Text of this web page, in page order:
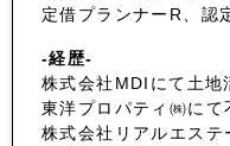
定借プランナーR、認
-経歴-
株式会社MDIにて土地
東洋プロパティ㈱に
株式会社リアルエステ